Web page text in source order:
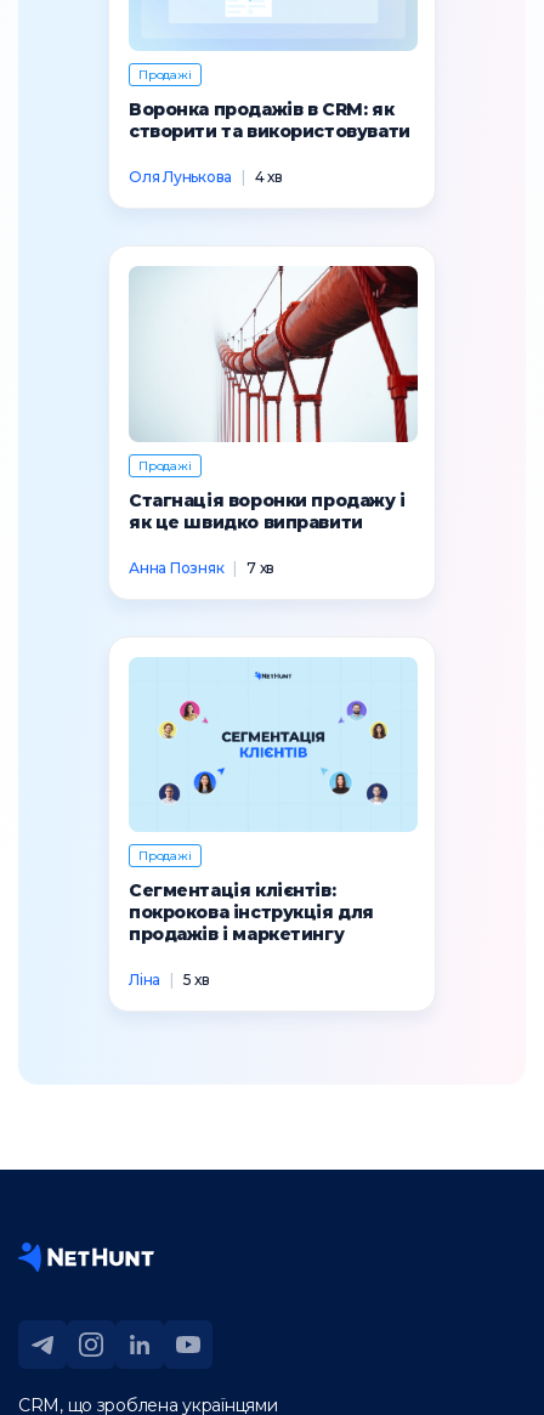
Продажі
Воронка продажів в CRM: як
створити та використовувати
Оля Лунькова 4 хв
Продажі
Стагнація воронки продажу і
як це швидко виправити
Анна Позняк 7 хв
Продажі
Сегментація клієнтів:
покрокова інструкція для
продажів і маркетингу
Ліна 5 хв
CRM, що зроблена українцями